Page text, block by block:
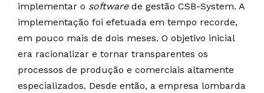
implementar o software de gestão CSB-System. A
implementação foi efetuada em tempo recorde,
em pouco mais de dois meses. O objetivo inicial
era racionalizar e tornar transparentes os
processos de produção e comerciais altamente
especializados. Desde então, a empresa lombarda